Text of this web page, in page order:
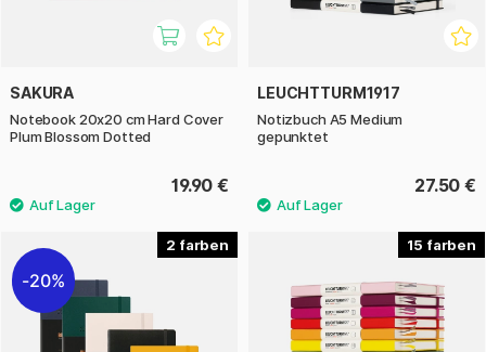
SAKURA
Notebook 20x20 cm Hard Cover
Plum Blossom Dotted
19.90 €
LEUCHTTURM1917
Notizbuch A5 Medium
gepunktet
27.50 €
2
20%
15